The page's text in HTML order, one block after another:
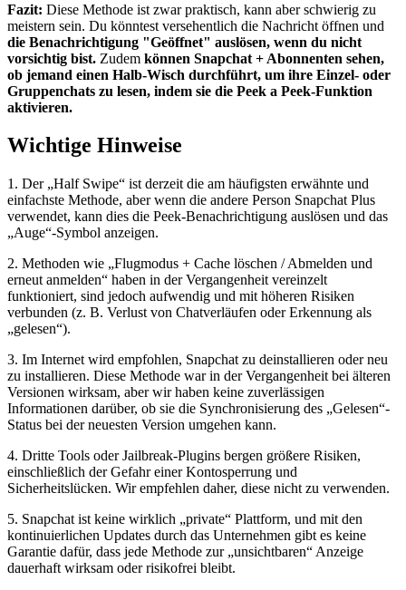
Fazit: Diese Methode ist zwar praktisch, kann aber schwierig zu
meistern sein. Du könntest versehentlich die Nachricht öffnen und
die Benachrichtigung "Geöffnet" auslösen, wenn du nicht
vorsichtig bist. Zudem können Snapchat + Abonnenten sehen,
ob jemand einen Halb-Wisch durchführt, um ihre Einzel- oder
Gruppenchats zu lesen, indem sie die Peek a Peek-Funktion
aktivieren.
Wichtige Hinweise
1. Der „Half Swipe“ ist derzeit die am häufigsten erwähnte und
einfachste Methode, aber wenn die andere Person Snapchat Plus
verwendet, kann dies die Peek-Benachrichtigung auslösen und das
„Auge“-Symbol anzeigen.
2. Methoden wie „Flugmodus + Cache löschen / Abmelden und
erneut anmelden“ haben in der Vergangenheit vereinzelt
funktioniert, sind jedoch aufwendig und mit höheren Risiken
verbunden (z. B. Verlust von Chatverläufen oder Erkennung als
„gelesen“).
3. Im Internet wird empfohlen, Snapchat zu deinstallieren oder neu
zu installieren. Diese Methode war in der Vergangenheit bei älteren
Versionen wirksam, aber wir haben keine zuverlässigen
Informationen darüber, ob sie die Synchronisierung des „Gelesen“-
Status bei der neuesten Version umgehen kann.
4. Dritte Tools oder Jailbreak-Plugins bergen größere Risiken,
einschließlich der Gefahr einer Kontosperrung und
Sicherheitslücken. Wir empfehlen daher, diese nicht zu verwenden.
5. Snapchat ist keine wirklich „private“ Plattform, und mit den
kontinuierlichen Updates durch das Unternehmen gibt es keine
Garantie dafür, dass jede Methode zur „unsichtbaren“ Anzeige
dauerhaft wirksam oder risikofrei bleibt.